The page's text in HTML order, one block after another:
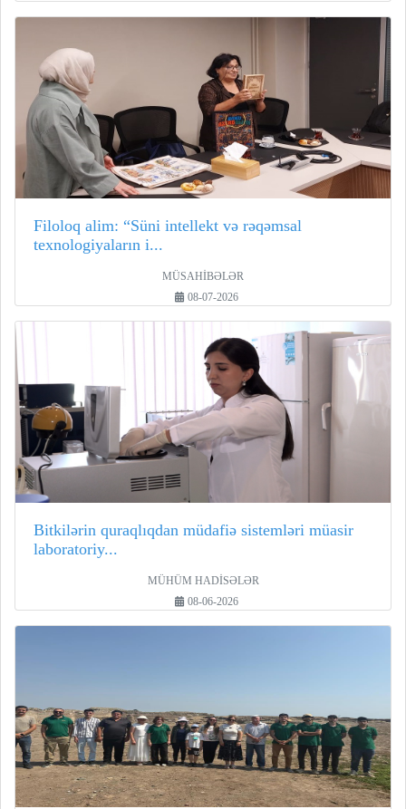
Filoloq alim: “Süni intellekt və rəqəmsal
texnologiyaların i...
MÜSAHİBƏLƏR
08-07-2026
Bitkilərin quraqlıqdan müdafiə sistemləri müasir
laboratoriy...
MÜHÜM HADİSƏLƏR
08-06-2026